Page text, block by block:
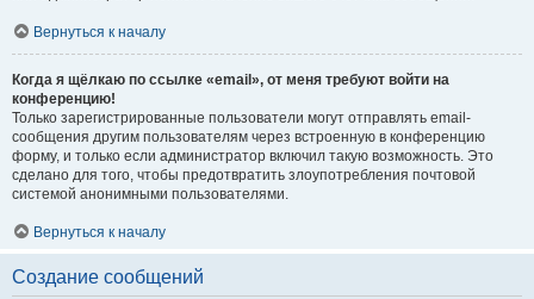
Вернуться к началу
Когда я щёлкаю по ссылке «email», от меня требуют войти на
конференцию!
Только зарегистрированные пользователи могут отправлять email-
сообщения другим пользователям через встроенную в конференцию
форму, и только если администратор включил такую возможность. Это
сделано для того, чтобы предотвратить злоупотребления почтовой
системой анонимными пользователями.
Вернуться к началу
Создание сообщений